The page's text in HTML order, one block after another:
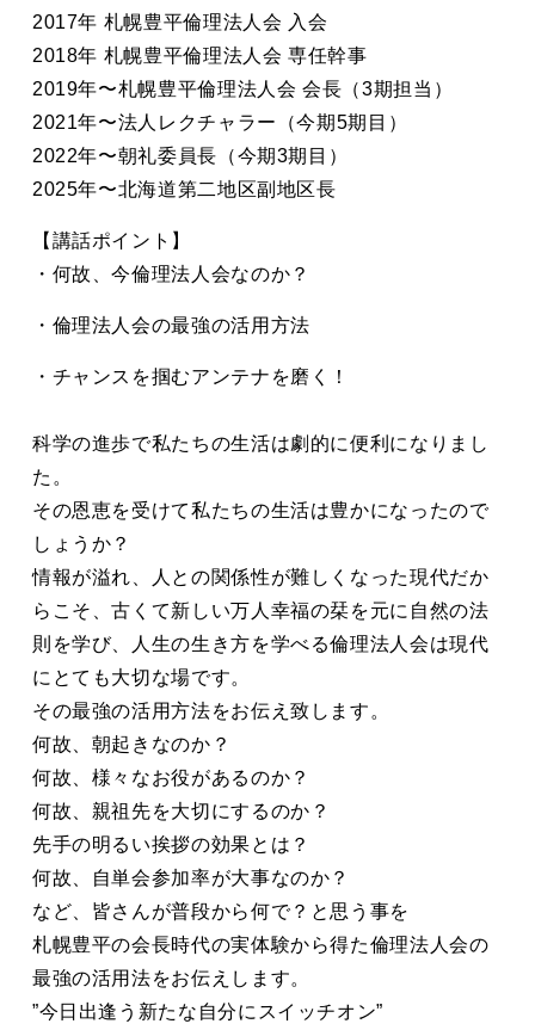
2017年 札幌豊平倫理法人会 入会
2018年 札幌豊平倫理法人会 専任幹事
2019年〜札幌豊平倫理法人会 会長（3期担当）
2021年〜法人レクチャラー（今期5期目）
2022年〜朝礼委員長（今期3期目）
2025年〜北海道第二地区副地区長
【講話ポイント】
・何故、今倫理法人会なのか？
・倫理法人会の最強の活用方法
・チャンスを掴むアンテナを磨く！
科学の進歩で私たちの生活は劇的に便利になりまし
た。
その恩恵を受けて私たちの生活は豊かになったので
しょうか？
情報が溢れ、人との関係性が難しくなった現代だか
らこそ、古くて新しい万人幸福の栞を元に自然の法
則を学び、人生の生き方を学べる倫理法人会は現代
にとても大切な場です。
その最強の活用方法をお伝え致します。
何故、朝起きなのか？
何故、様々なお役があるのか？
何故、親祖先を大切にするのか？
先手の明るい挨拶の効果とは？
何故、自単会参加率が大事なのか？
など、皆さんが普段から何で？と思う事を
札幌豊平の会長時代の実体験から得た倫理法人会の
最強の活用法をお伝えします。
​”今日出逢う新たな自分にスイッチオン”